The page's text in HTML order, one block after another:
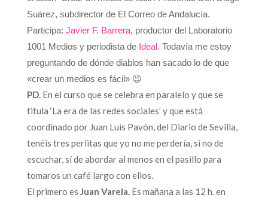
Suárez, subdirector de El Correo de Andalucía.
Participa: Javier F. Barrera, productor del Laboratorio
1001 Medios y periodista de Ideal. Todavía me estoy
preguntando de dónde diablos han sacado lo de que
«crear un medios es fácil» 😉
PD.En el curso que se celebra en paralelo y que se
titula ‘La era de las redes sociales’ y que está
coordinado por Juan Luis Pavón, del Diario de Sevilla,
tenéis tres perlitas que yo no me perdería, si no de
escuchar, sí de abordar al menos en el pasillo para
tomaros un café largo con ellos.
El primero es Juan Varela. Es mañana a las 12 h. en